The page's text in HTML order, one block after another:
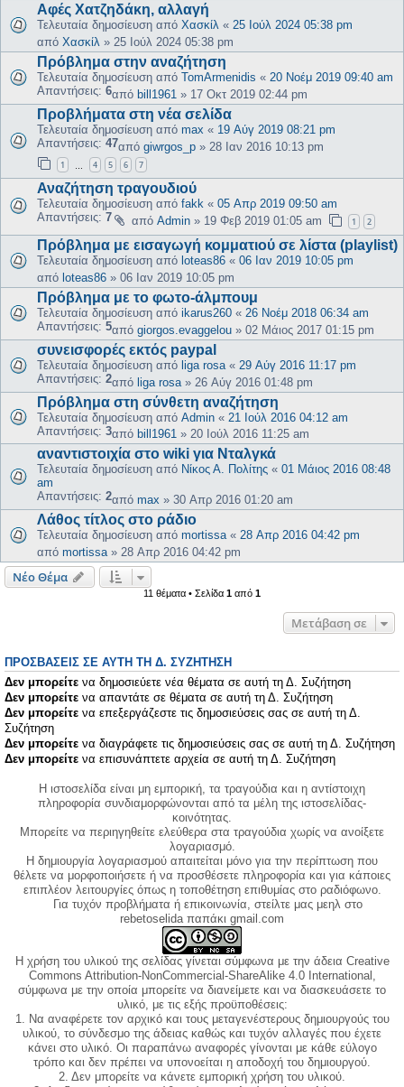
Αφές Χατζηδάκη, αλλαγή
Τελευταία δημοσίευση από Χασκίλ « 25 Ιούλ 2024 05:38 pm
από Χασκίλ » 25 Ιούλ 2024 05:38 pm
Πρόβλημα στην αναζήτηση
Τελευταία δημοσίευση από TomArmenidis « 20 Νοέμ 2019 09:40 am
Απαντήσεις: 6από bill1961 » 17 Οκτ 2019 02:44 pm
Προβλήματα στη νέα σελίδα
Τελευταία δημοσίευση από max « 19 Αύγ 2019 08:21 pm
Απαντήσεις: 47από giwrgos_p » 28 Ιαν 2016 10:13 pm
1 4 5 6 7
Αναζήτηση τραγουδιού
Τελευταία δημοσίευση από fakk « 05 Απρ 2019 09:50 am
Απαντήσεις: 7 από Admin » 19 Φεβ 2019 01:05 am 1 2
Πρόβλημα με εισαγωγή κομματιού σε λίστα (playlist)
Τελευταία δημοσίευση από loteas86 « 06 Ιαν 2019 10:05 pm
από loteas86 » 06 Ιαν 2019 10:05 pm
Πρόβλημα με το φωτο-άλμπουμ
Τελευταία δημοσίευση από ikarus260 « 26 Νοέμ 2018 06:34 am
Απαντήσεις: 5από giorgos.evaggelou » 02 Μάιος 2017 01:15 pm
συνεισφορές εκτός paypal
Τελευταία δημοσίευση από liga rosa « 29 Αύγ 2016 11:17 pm
Απαντήσεις: 2από liga rosa » 26 Αύγ 2016 01:48 pm
Πρόβλημα στη σύνθετη αναζήτηση
Τελευταία δημοσίευση από Admin « 21 Ιούλ 2016 04:12 am
Απαντήσεις: 3από bill1961 » 20 Ιούλ 2016 11:25 am
αναντιστοιχία στο wiki για Νταλγκά
Τελευταία δημοσίευση από Νίκος Α. Πολίτης « 01 Μάιος 2016 08:48
am
Απαντήσεις: 2από max » 30 Απρ 2016 01:20 am
Λάθος τίτλος στο ράδιο
Τελευταία δημοσίευση από mortissa« 28 Απρ 2016 04:42 pm
από mortissa» 28 Απρ 2016 04:42 pm
Νέο Θέμα
11 θέματα • Σελίδα 1 από 1
Μετάβαση σε
ΠΡΟΣΒΆΣΕΙΣ ΣΕ ΑΥΤΉ ΤΗ Δ. ΣΥΖΉΤΗΣΗ
Δεν μπορείτε να δημοσιεύετε νέα θέματα σε αυτή τη Δ. Συζήτηση
Δεν μπορείτε να απαντάτε σε θέματα σε αυτή τη Δ. Συζήτηση
Δεν μπορείτε να επεξεργάζεστε τις δημοσιεύσεις σας σε αυτή τη Δ.
Συζήτηση
Δεν μπορείτε να διαγράφετε τις δημοσιεύσεις σας σε αυτή τη Δ. Συζήτηση
Δεν μπορείτε να επισυνάπτετε αρχεία σε αυτή τη Δ. Συζήτηση
Η ιστοσελίδα είναι μη εμπορική, τα τραγούδια και η αντίστοιχη
πληροφορία συνδιαμορφώνονται από τα μέλη της ιστοσελίδας-
κοινότητας.
Μπορείτε να περιηγηθείτε ελεύθερα στα τραγούδια χωρίς να ανοίξετε
λογαριασμό.
Η δημιουργία λογαριασμού απαιτείται μόνο για την περίπτωση που
θέλετε να μορφοποιήσετε ή να προσθέσετε πληροφορία και για κάποιες
επιπλέον λειτουργίες όπως η τοποθέτηση επιθυμίας στο ραδιόφωνο.
Για τυχόν προβλήματα ή επικοινωνία, στείλτε μας μεηλ στο
rebetoselida παπάκι gmail.com
Η χρήση του υλικού της σελίδας γίνεται σύμφωνα με την άδεια Creative
Commons Attribution-NonCommercial-ShareAlike 4.0 International,
σύμφωνα με την οποία μπορείτε να διανείμετε και να διασκευάσετε το
υλικό, με τις εξής προϋποθέσεις:
1. Να αναφέρετε τον αρχικό και τους μεταγενέστερους δημιουργούς του
υλικού, το σύνδεσμο της άδειας καθώς και τυχόν αλλαγές που έχετε
κάνει στο υλικό. Οι παραπάνω αναφορές γίνονται με κάθε εύλογο
τρόπο και δεν πρέπει να υπονοείται η αποδοχή του δημιουργού.
2. Δεν μπορείτε να κάνετε εμπορική χρήση του υλικού.